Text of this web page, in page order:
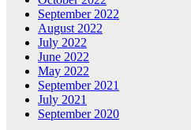
September 2022
August 2022
July 2022
June 2022
May 2022
September 2021
July 2021
September 2020